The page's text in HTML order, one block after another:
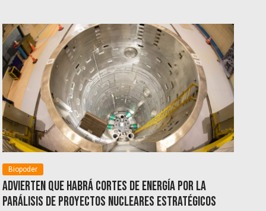
Biopoder
Advierten que habrá cortes de energía por la
parálisis de proyectos nucleares estratégicos